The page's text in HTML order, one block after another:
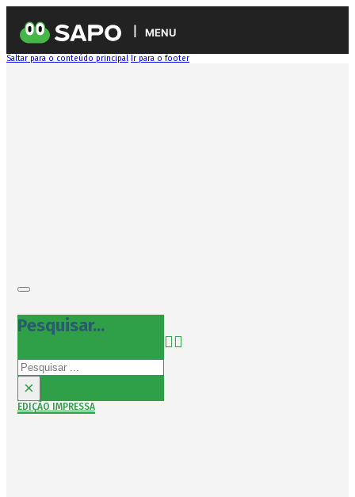
MENU
Saltar para o conteúdo principal Ir para o footer
Pesquisar...
Pesquisar
×
EDIÇÃO IMPRESSA